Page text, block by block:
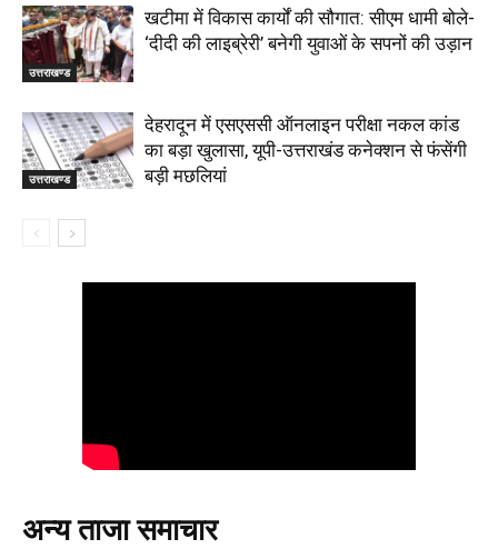
उत्तराखण्ड
खटीमा में विकास कार्यों की सौगात: सीएम धामी बोले-
‘दीदी की लाइब्रेरी’ बनेगी युवाओं के सपनों की उड़ान
उत्तराखण्ड
देहरादून में एसएससी ऑनलाइन परीक्षा नकल कांड
का बड़ा खुलासा, यूपी-उत्तराखंड कनेक्शन से फंसेंगी
बड़ी मछलियां
अन्य ताजा समाचार